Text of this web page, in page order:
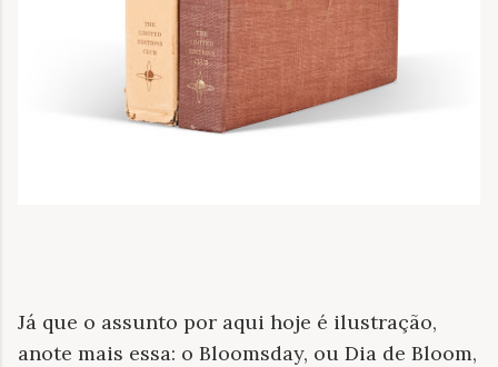
Já que o assunto por aqui hoje é ilustração,
anote mais essa: o Bloomsday, ou Dia de Bloom,